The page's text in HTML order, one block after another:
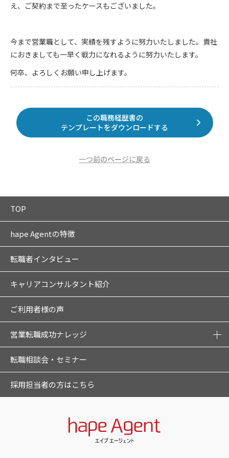
え、ご契約まで至ったケースもございました。
今まで営業職として、実績を残すように努力いたしました。貴社
におきましても一早く戦力になれるように努力いたします。
何卒、よろしくお願い申し上げます。
この職務経歴書の
テンプレートをダウンロードする
一つ前のページに戻る
TOP
hape Agentの特徴
転職者インタビュー
キャリアコンサルタント紹介
ご利用者様の声
営業転職成功ナレッジ
転職相談会・セミナー
採用担当者の方はこちら